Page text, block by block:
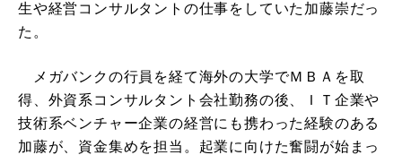
生や経営コンサルタントの仕事をしていた加藤崇だっ
た。
メガバンクの行員を経て海外の大学でＭＢＡを取
得、外資系コンサルタント会社勤務の後、ＩＴ企業や
技術系ベンチャー企業の経営にも携わった経験のある
加藤が、資金集めを担当。起業に向けた奮闘が始まっ